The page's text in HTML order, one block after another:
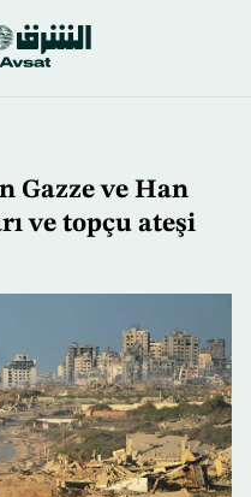
Gazze ve Han
ve topçu ateşi